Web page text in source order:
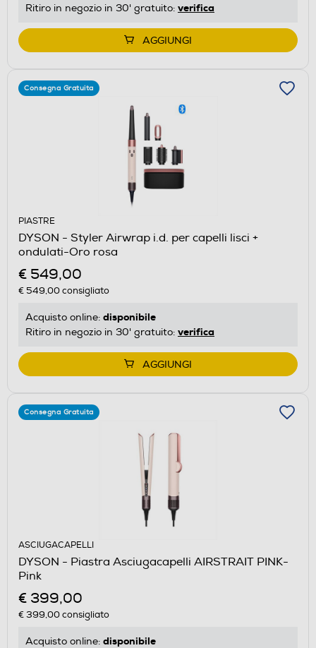
Ritiro in negozio in 30' gratuito: verifica
AGGIUNGI
Consegna Gratuita
PIASTRE
DYSON - Styler Airwrap i.d. per capelli lisci +
ondulati-Oro rosa
€ 549,00
€ 549,00consigliato
Acquisto online: disponibile
Ritiro in negozio in 30' gratuito: verifica
AGGIUNGI
Consegna Gratuita
ASCIUGACAPELLI
DYSON - Piastra Asciugacapelli AIRSTRAIT PINK-
Pink
€ 399,00
€ 399,00consigliato
Acquisto online: disponibile